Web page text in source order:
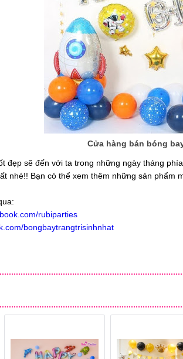
Cửa hàng bán bóng
đẹp sẽ đến với ta trong những ngày tháng
nhé!! Bạn có thể xem thêm những sản
rubiparties
bongbaytrangtrisinhnhat